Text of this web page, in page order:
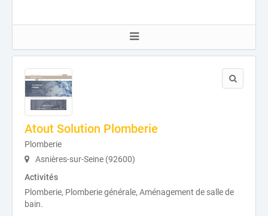
Atout Solution Plomberie
Plomberie
Asnières-sur-Seine (92600)
Activités
Plomberie, Plomberie générale, Aménagement de salle de
bain.